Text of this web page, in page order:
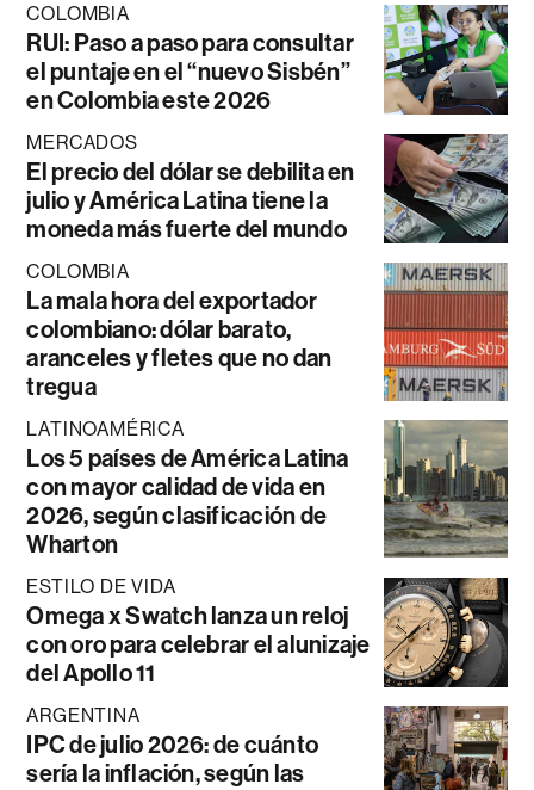
COLOMBIA
RUI: Paso a paso para consultar
el puntaje en el “nuevo Sisbén”
en Colombia este 2026
MERCADOS
El precio del dólar se debilita en
julio y América Latina tiene la
moneda más fuerte del mundo
COLOMBIA
La mala hora del exportador
colombiano: dólar barato,
aranceles y fletes que no dan
tregua
LATINOAMÉRICA
Los 5 países de América Latina
con mayor calidad de vida en
2026, según clasificación de
Wharton
ESTILO DE VIDA
Omega x Swatch lanza un reloj
con oro para celebrar el alunizaje
del Apollo 11
ARGENTINA
IPC de julio 2026: de cuánto
sería la inflación, según las